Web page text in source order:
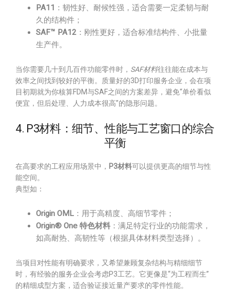
PA11 ：韧性好、耐候性强，适合需要一定柔韧与耐
久的结构件；
SAF™ PA12 ：刚性更好，适合标准结构件、小批量
生产件。
当你需要几十到几百件功能零件时， SAF材料往往能在成本与
效率之间找到较好的平衡。质量好的3D打印服务企业，会在项
目初期就为你核算FDM与SAF之间的方案差异，避免“单价看似
便宜，但后处理、人力成本很高”的隐形问题。
4. P3材料：细节、性能与工艺窗口的综合
平衡
在高要求的工程应用场景中， P3材料可以提供更高的细节与性
能空间。
典型如：
Origin OML ：用于高精度、高细节零件；
Origin® One 特色材料 ：满足特定行业的功能需求，
如高耐热、高韧性等（根据具体材料类型选择）。
当项目对性能有明确要求，又希望兼顾复杂结构与精细细节
时，有经验的服务企业会考虑P3工艺。它更像是“为工程而生”
的精细成型方案，适合验证接近量产要求的零件性能。